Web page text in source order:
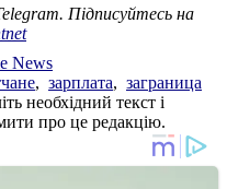
Підписуйтесь на
News
, зарплата, заграница
необхідний текст і
про це редакцію.